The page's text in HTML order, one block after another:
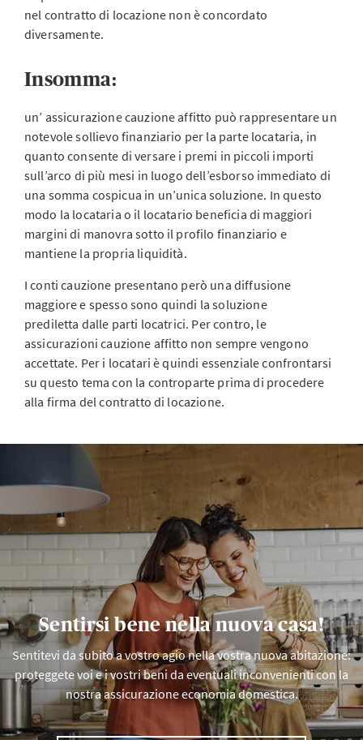
nel contratto di locazione non è concordato
diversamente.
Insomma:
un’ assicurazione cauzione affitto può rappresentare un
notevole sollievo finanziario per la parte locataria, in
quanto consente di versare i premi in piccoli importi
sull’arco di più mesi in luogo dell’esborso immediato di
una somma cospicua in un’unica soluzione. In questo
modo la locataria o il locatario beneficia di maggiori
margini di manovra sotto il profilo finanziario e
mantiene la propria liquidità.
I conti cauzione presentano però una diffusione
maggiore e spesso sono quindi la soluzione
prediletta dalle parti locatrici. Per contro, le
assicurazioni cauzione affitto non sempre vengono
accettate. Per i locatari è quindi essenziale confrontarsi
su questo tema con la controparte prima di procedere
alla firma del contratto di locazione.
Sentirsi bene nella nuova casa!
Sentitevi da subito a vostro agio nella vostra nuova abitazione:
proteggete voi e i vostri beni da eventuali inconvenienti con la
nostra assicurazione economia domestica.